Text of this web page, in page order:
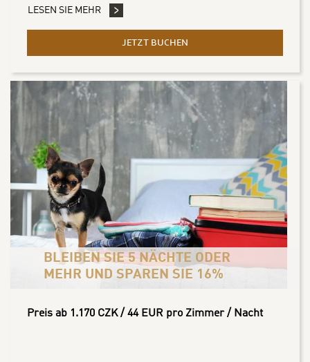
LESEN SIE MEHR
JETZT BUCHEN
BLEIBEN SIE 5 NÄCHTE ODER
MEHR UND SPAREN SIE 16%
Preis ab 1.170 CZK / 44 EUR pro Zimmer / Nacht